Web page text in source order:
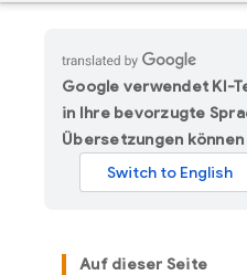
Google verwendet KI-
in Ihre bevorzugte
Übersetzungen
Auf dieser Seite